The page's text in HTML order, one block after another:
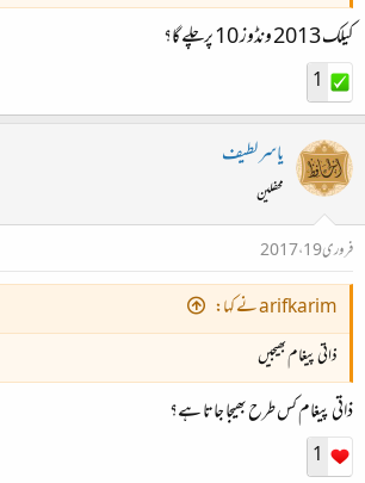
کیلک 2013 ونڈوز 10 پرچلے گا؟
1
یاسر لطیف
محفلین
فروری 19، 2017
arifkarim نے کہا:
ذاتی پیغام بھیجیں
ذاتی پیغام کس طرح بھیجا جاتا ہے؟
1